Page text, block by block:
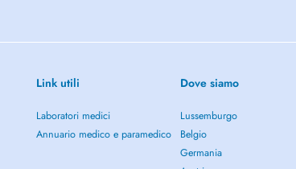
Link utili
Laboratori medici
Annuario medico e paramedico
Dove siamo
Lussemburgo
Belgio
Germania